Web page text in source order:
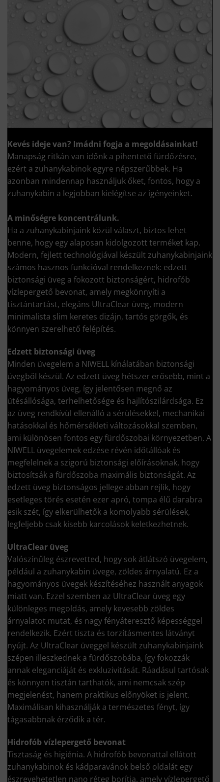
Kevés ideje van? Imádni fogja a megoldásainkat!
Manapság ritkán van időnk a pihentető fürdőzésre,
ezért a zuhanykabinok egyre népszerűbbek. Ha
azonban mindennap használjuk őket, fontos, hogy a
zuhanykabin a legjobban kielégítse az igényeinket.
A minőségre koncentrálunk.
Ha a zuhanykabinjaink közül választ, biztos lehet
benne, hogy egy alaposan kidolgozott terméket kap.
Modern, fejlett technológiával készült zuhanykabinjaink
számos hasznos funkcióval rendelkeznek: edzett
biztonsági üveg a fokozott biztonságért, hidrofób
vízlepergető bevonat, amely megkönnyíti a
tisztántartást, elegáns UltraClear üveg, modern
minimalista slim keretes dizájn, tartós görgők, és
könnyen szerelhető felépítés.
Edzett biztonsági üveg
Minden üvegelem a NIWELL kínálatában biztonsági
üvegből készül. Az edzett üveg hétszer erősebb, mint a
hagyományos üveg, így jelentősen megnő az
ütésállósága, terhelhetősége és hajlítószilárdsága. Ez
az üveg rendkívül ellenálló a sérülésekkel, mechanikai
hatásokkal és hőmérsékleti változásokkal szemben,
ami különösen fontos egy fürdőszobai környezetben. A
NIWELL üvegelemek edzése révén időtállóak és
megfelelnek a szigorú biztonsági előírásoknak, hogy
biztosítsák a fürdőszoba maximális biztonságát. Az
edzett üveg biztonságos jellege abban rejlik, hogy
esetleges törés esetén ezer apró, tompa élű darabra
esik szét, így elkerülhetők a komolyabb sérülések,
legfeljebb csak kisebb karcolások keletkezhetnek.
UltraClear üveg
Valószínűleg észrevetted, hogy sok átlátszó üvegelem,
például a zuhanykabin üvege, zöldes árnyalatú. Ez a
hagyományos üvegek készítéséhez használt anyagok
miatt van. Ezzel szemben az UltraClear üveg egy
különleges megoldás, amely kevesebb zöldes
árnyalatot mutat, és nagy fényáteresztő képességgel
rendelkezik. Ezért tiszta és torzításmentes látványt
nyújt. Az UltraClear üveggel készült zuhanykabinjaink
szépen illeszkednek a fürdőszobába, így fokozzák
annak eleganciáját és exkluzivitását. Ráadásul tartósak
és könnyen tisztán tarthatók, ami nemcsak szép
megjelenést, hanem praktikus előnyöket is jelent.
Maximálisan kihasználják a természetes fényt, így
tágasabbnak érződik a tér.
Hidrofób vízlepergető bevonat
Tisztaság és higiénia. A hidrofób bevonattal ellátott
zuhanykabinok és kádparavánok belső oldalát egy
észrevehetetlen nano réteg borítja, amely vízlepergető